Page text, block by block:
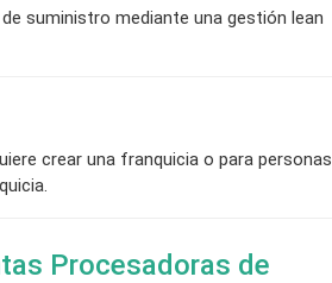
suministro mediante una gestión lean
crear una franquicia o para personas
Procesadoras de